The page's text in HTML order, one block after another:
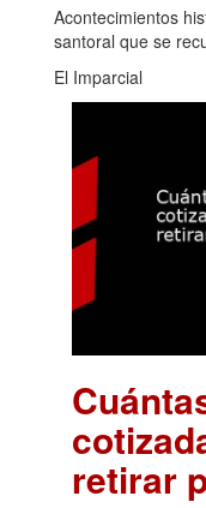
Acontecimientos
santoral que se
El Imparcial
retirar